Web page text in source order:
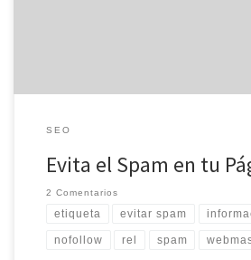
SEO
Evita el Spam en tu
2 Comentarios
etiqueta evitar spam
nofollow rel spam